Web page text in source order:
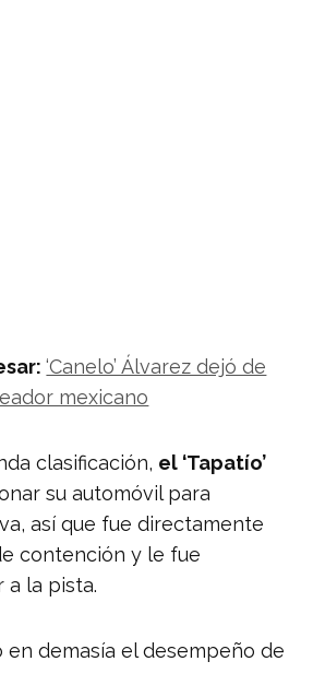
‘Canelo’ Álvarez dejó de
mexicano
clasificación, el ‘Tapatío’
su automóvil para
así que fue directamente
contención y le fue
a la pista.
en demasía el desempeño de